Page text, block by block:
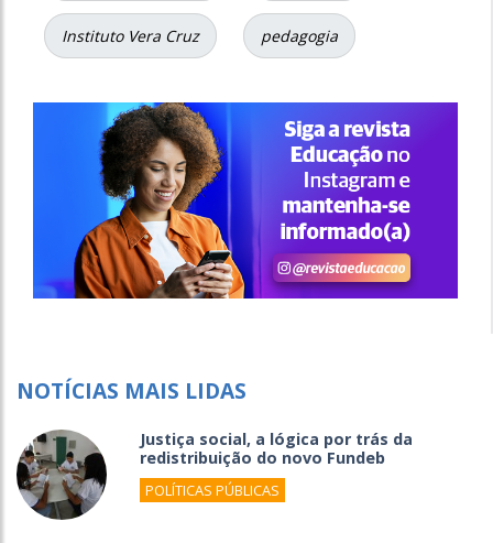
Instituto Vera Cruz pedagogia
NOTÍCIAS MAIS LIDAS
Justiça social, a lógica por trás da
redistribuição do novo Fundeb
POLÍTICAS PÚBLICAS